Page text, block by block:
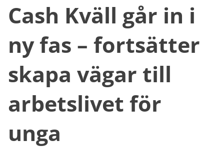
Cash Kväll går in i
ny fas – fortsätter
skapa vägar till
arbetslivet för
unga